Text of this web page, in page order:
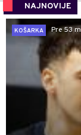
NAJNOVIJE
KOŠARKA
Pre 53